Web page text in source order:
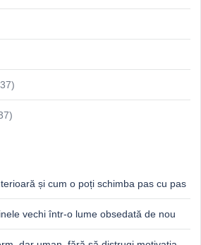
și cum o poți schimba pas cu pas
vechi într-o lume obsedată de nou